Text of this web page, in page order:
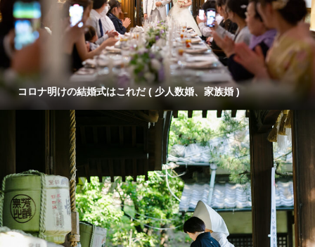
コロナ明けの結婚式はこれだ ( 少人数婚、家族婚 )